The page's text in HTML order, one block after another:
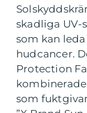
skadliga UV-
som kan
hudcancer.
Protection
som